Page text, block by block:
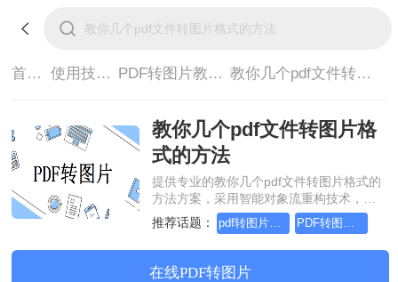
首页> 使用技巧> PDF转图片教程> 教你几个pdf文件转图片格式的方法
教你几个pdf文件转图片格
式的方法
提供专业的教你几个pdf文件转图片格式的
方法方案，采用智能对象流重构技术，确
保文档1:1高保真还原且排版不乱码。支持
一键批量处理，全链路 SSL 加密保障隐私
安全。助您快速实现教你几个pdf文件转图
片格式的方法，无需安装，高效办公。
推荐话题： pdf转图片怎么转，这个方法简单又方便
在线PDF转图片